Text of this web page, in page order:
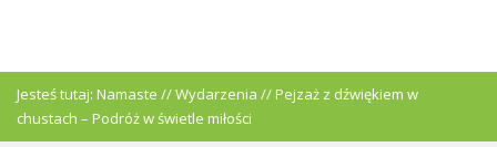
Jesteś tutaj: Namaste //Wydarzenia //Pejzaż z dźwiękiem w
chustach – Podróż w świetle miłości